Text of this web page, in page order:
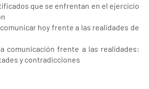
que se enfrentan en el ejercicio
comunicar hoy frente a las realidades de
comunicación frente a las realidades:
y contradicciones